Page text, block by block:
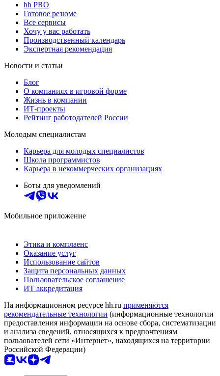
hh PRO
Готовое резюме
Все сервисы
Хочу у вас работать
Производственный календарь
Экспертная рекомендация
Новости и статьи
Блог
О компаниях в игровой форме
Жизнь в компании
ИТ-проекты
Рейтинг работодателей России
Молодым специалистам
Карьера для молодых специалистов
Школа программистов
Карьера в некоммерческих организациях
Боты для уведомлений
Мобильное приложение
Этика и комплаенс
Оказание услуг
Использование сайтов
Защита персональных данных
Пользовательское соглашение
ИТ аккредитация
На информационном ресурсе hh.ru применяются
рекомендательные технологии (информационные технологии
предоставления информации на основе сбора, систематизации
и анализа сведений, относящихся к предпочтениям
пользователей сети «Интернет», находящихся на территории
Российской Федерации)